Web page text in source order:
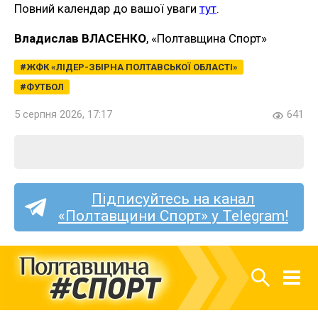
Повний календар до вашої уваги тут.
Владислав ВЛАСЕНКО, «Полтавщина Спорт»
ЖФК «ЛІДЕР-ЗБІРНА ПОЛТАВСЬКОЇ ОБЛАСТІ»
ФУТБОЛ
5 серпня 2026, 17:17 641
Підписуйтесь на канал
«Полтавщини Спорт» у Telegram!